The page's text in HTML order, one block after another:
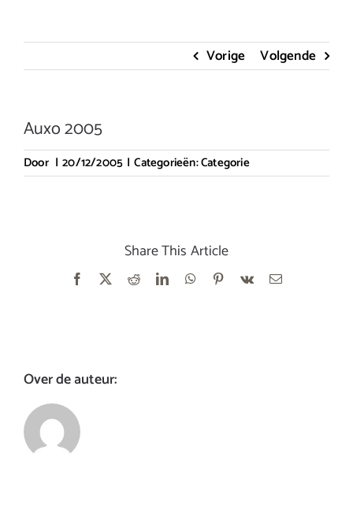
Vorige Volgende
Auxo 2005
Door | 20/12/2005 | Categorieën:Categorie
Share This Article
Facebook RedditLinkedInWhatsApp
Pinterest
Vk
E-
Over de auteur: